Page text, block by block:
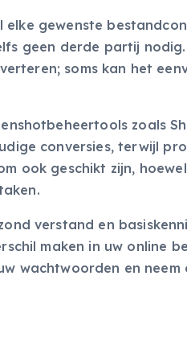
gewenste
geen derde partij
soms kan het
zoals
conversies, terwijl
ook geschikt zijn,
verstand en
maken in uw online
wachtwoorden en